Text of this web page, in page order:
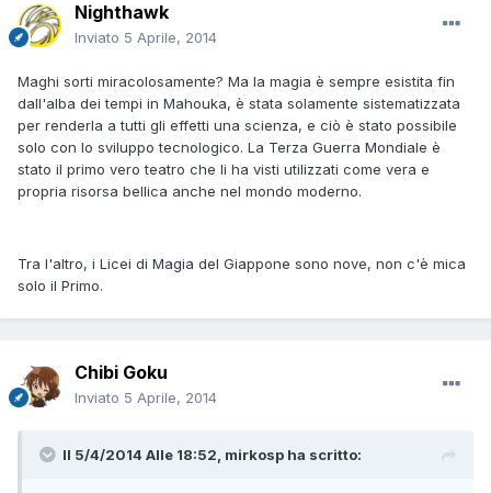
Nighthawk
Inviato 5 Aprile, 2014
Maghi sorti miracolosamente? Ma la magia è sempre esistita fin
dall'alba dei tempi in Mahouka, è stata solamente sistematizzata
per renderla a tutti gli effetti una scienza, e ciò è stato possibile
solo con lo sviluppo tecnologico. La Terza Guerra Mondiale è
stato il primo vero teatro che li ha visti utilizzati come vera e
propria risorsa bellica anche nel mondo moderno.
Tra l'altro, i Licei di Magia del Giappone sono nove, non c'è mica
solo il Primo.
Chibi Goku
Inviato 5 Aprile, 2014
Il 5/4/2014 Alle 18:52, mirkosp ha scritto: